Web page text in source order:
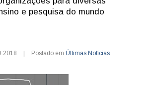
e pesquisa do mundo
| Postado em Últimas Notícias